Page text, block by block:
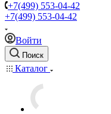
+7(499) 553-04-42
+7(499) 553-04-42
Войти
Поиск
Каталог